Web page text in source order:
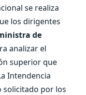
se realiza
los dirigentes
de
analizar el
superior que
Intendencia
por los